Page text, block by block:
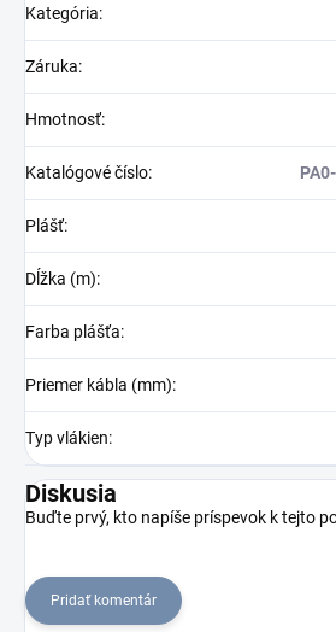
Kategória:
Záruka:
Hmotnosť:
Katalógové číslo:
Plášť:
Dĺžka (m):
Farba plášťa:
Priemer kábla (mm):
Typ vlákien:
Diskusia
Buďte prvý, kto napíše príspevok k tejto
Pridať komentár